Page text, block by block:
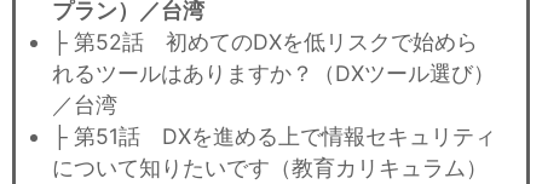
プラン）／台湾
├ 第52話 初めてのDXを低リスクで始めら
れるツールはありますか？（DXツール選び）
／台湾
├ 第51話 DXを進める上で情報セキュリティ
について知りたいです（教育カリキュラム）